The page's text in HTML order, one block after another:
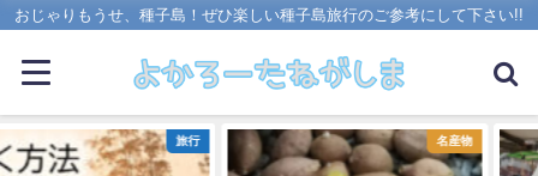
おじゃりもうせ、種子島！ぜひ楽しい種子島旅行のご参考にして下さい!!
名産物